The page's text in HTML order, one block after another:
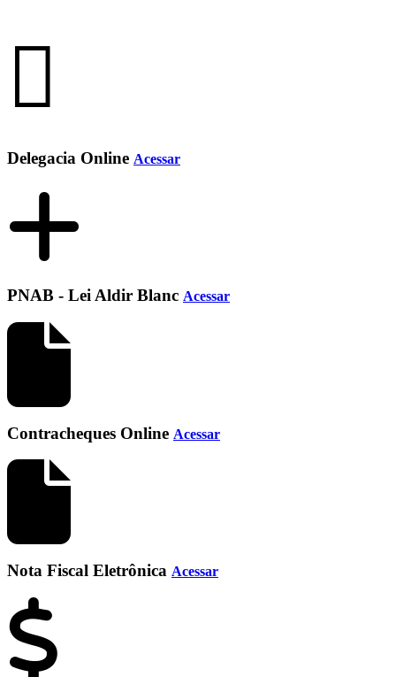
Delegacia Online Acessar
PNAB - Lei Aldir Blanc Acessar
Contracheques Online Acessar
Nota Fiscal Eletrônica Acessar